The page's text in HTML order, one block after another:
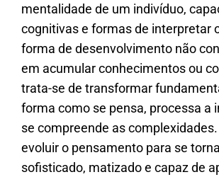
mentalidade de um indivíduo,
cognitivas e formas de interpretar
forma de desenvolvimento não
em acumular conhecimentos ou
trata-se de transformar
forma como se pensa, processa a
se compreende as
evoluir o pensamento para se
sofisticado, matizado e capaz de